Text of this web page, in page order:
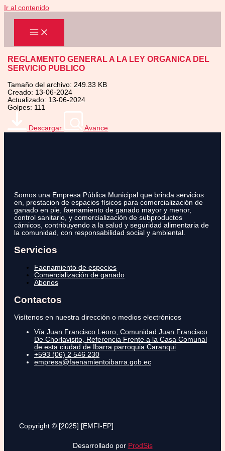
Ir al contenido
REGLAMENTO GENERAL A LA LEY ORGANICA DEL
SERVICIO PUBLICO
Tamaño del archivo: 249.33 KB
Creado: 13-06-2024
Actualizado: 13-06-2024
Golpes: 111
Descargar Avance
Somos una Empresa Pública Municipal que brinda servicios
en, prestacion de espacios físicos para comercialización de
ganado en pie, faenamiento de ganado mayor y menor,
control sanitario, y comercialización de subproductos
cárnicos, contribuyendo a la salud y seguridad alimentaria de
la comunidad, con responsabilidad social y ambiental.
Servicios
Faenamiento de especies
Comercialización de ganado
Abonos
Contactos
Visítenos en nuestra dirección o medios electrónicos
Vía Juan Francisco Leoro, Comunidad Juan Francisco
De Chorlavisito, Referencia Frente a la Casa Comunal
de esta ciudad de Ibarra parroquia Caranqui
+593 (06) 2 546 230
empresa@faenamientoibarra.gob.ec
Copyright © [2025] [EMFI-EP]
Desarrollado por ProdSis